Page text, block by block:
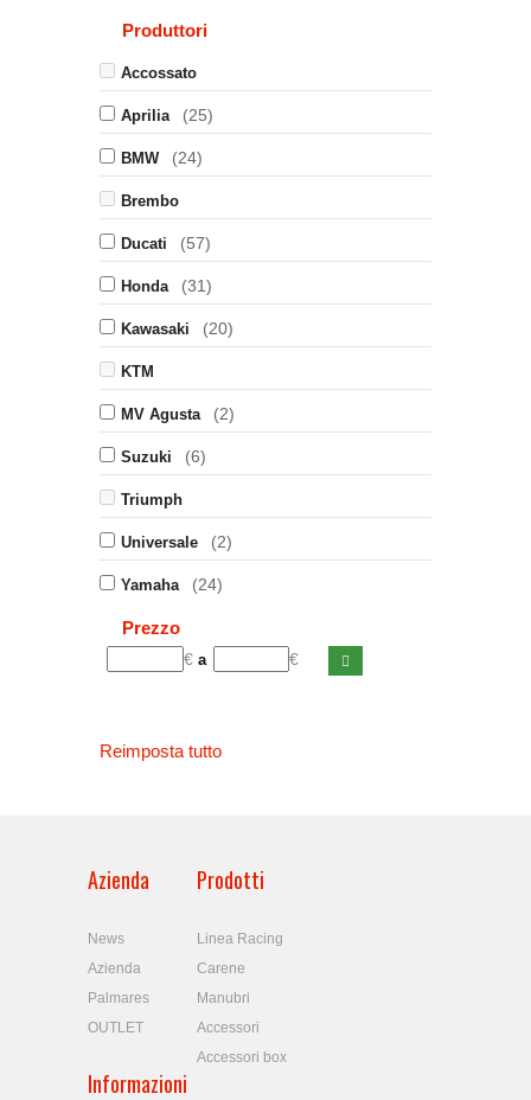
Produttori
Accossato
Aprilia (25)
BMW (24)
Brembo
Ducati (57)
Honda (31)
Kawasaki (20)
KTM
MV Agusta (2)
Suzuki (6)
Triumph
Universale (2)
Yamaha (24)
Prezzo
€ a €
Reimposta tutto
Azienda
News
Azienda
Palmares
OUTLET
Prodotti
Linea Racing
Carene
Manubri
Accessori
Accessori box
Informazioni